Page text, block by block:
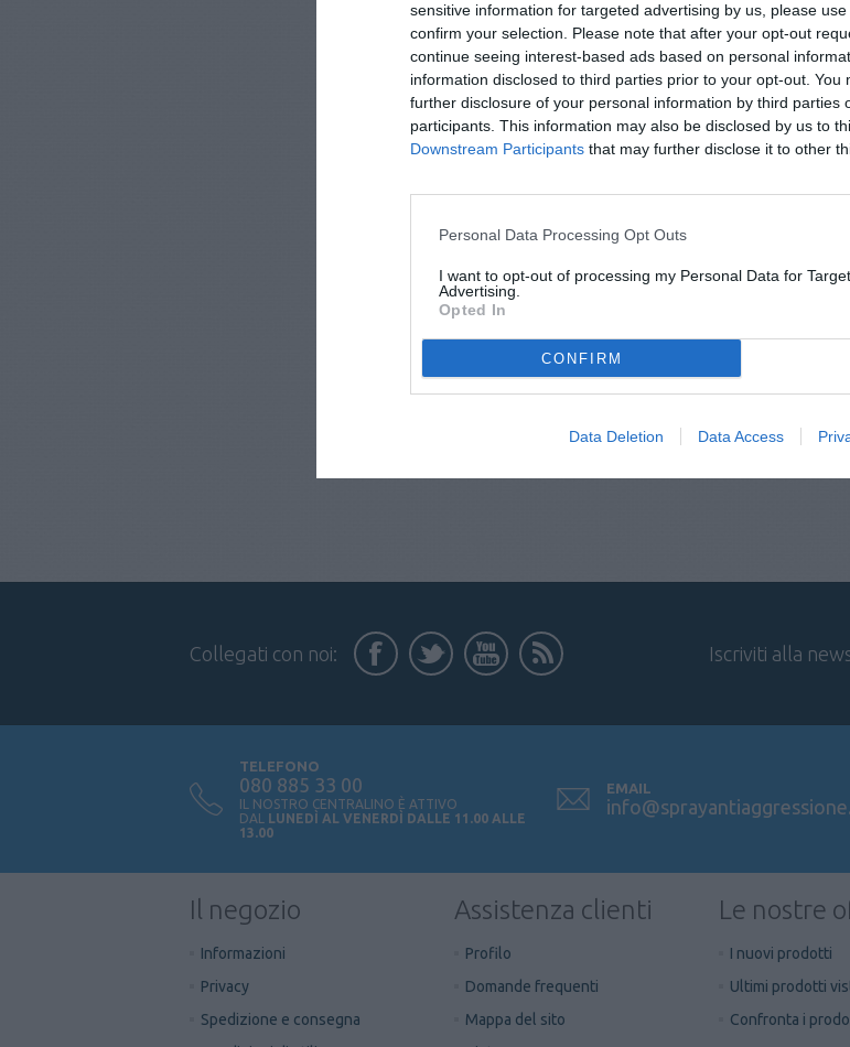
sensitive information for targeted advertising by us, please
confirm your selection. Please note that after your opt-out
continue seeing interest-based ads based on personal
information disclosed to third parties prior to your opt-out. You
further disclosure of your personal information by third parties
participants. This information may also be disclosed by us to
Downstream Participants that may further disclose it to other
Personal Data Processing Opt Outs
I want to opt-out of processing my Personal Data for
Advertising.
Opted In
CONFIRM
Data Deletion Data Access
Collegati con noi: Iscriviti alla
TELEFONO
080 885 33 00
IL NOSTRO CENTRALINO È ATTIVO
DAL LUNEDÌ AL VENERDÌ DALLE 11.00 ALLE
13.00
EMAIL
Il negozio
Informazioni
Privacy
Spedizione e consegna
Assistenza clienti
Profilo
Domande frequenti
Mappa del sito
Le nostre
I nuovi prodotti
Ultimi prodotti
Confronta i